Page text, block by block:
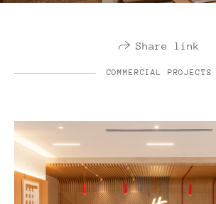
Share link
COMMERCIAL PROJECTS